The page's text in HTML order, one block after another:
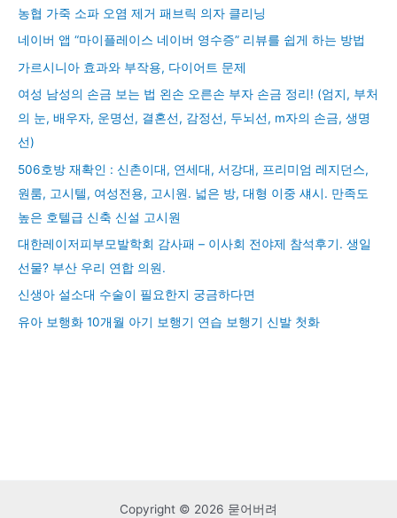
농협 가죽 소파 오염 제거 패브릭 의자 클리닝
네이버 앱 “마이플레이스 네이버 영수증” 리뷰를 쉽게 하는 방법
가르시니아 효과와 부작용, 다이어트 문제
여성 남성의 손금 보는 법 왼손 오른손 부자 손금 정리! (엄지, 부처
의 눈, 배우자, 운명선, 결혼선, 감정선, 두뇌선, m자의 손금, 생명
선)
506호방 재확인 : 신촌이대, 연세대, 서강대, 프리미엄 레지던스,
원룸, 고시텔, 여성전용, 고시원. 넓은 방, 대형 이중 섀시. 만족도
높은 호텔급 신축 신설 고시원
대한레이저피부모발학회 감사패 – 이사회 전야제 참석후기. 생일
선물? 부산 우리 연합 의원.
신생아 설소대 수술이 필요한지 궁금하다면
유아 보행화 10개월 아기 보행기 연습 보행기 신발 첫화
Copyright © 2026 묻어버려